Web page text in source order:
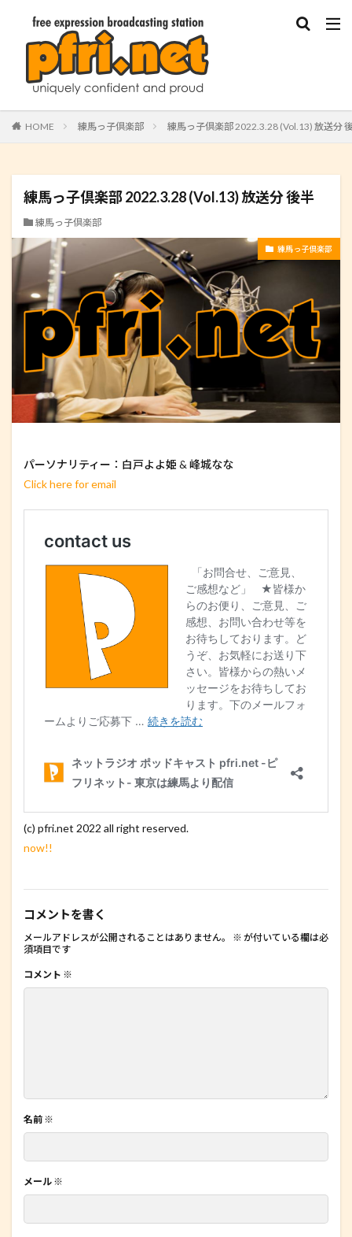
HOME 練馬っ子倶楽部 練馬っ子倶楽部 2022.3.28 (Vol.13) 放送分
練馬っ子倶楽部 2022.3.28 (Vol.13) 放送分 後半
練馬っ子倶楽部
練馬っ子倶楽部
パーソナリティー：白戸よよ姫 & 峰城なな
Click here for email
(c) pfri.net 2022 all right reserved.
now!!
コメントを書く
メールアドレスが公開されることはありません。 ※ が付いている欄は必
須項目です
コメント ※
名前 ※
メール ※